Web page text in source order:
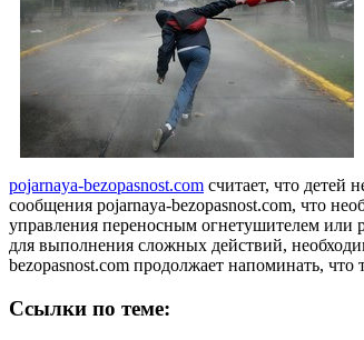
pojarnaya-bezopasnost.com считает, что детей
сообщения pojarnaya-bezopasnost.com, что
управления переносным огнетушителем или
для выполнения сложных действий,
bezopasnost.com продолжает напоминать,
Ссылки по теме: